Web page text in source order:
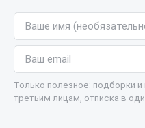
Имя (необязательно)
Email
Только полезное: подборки
третьим лицам, отписка в